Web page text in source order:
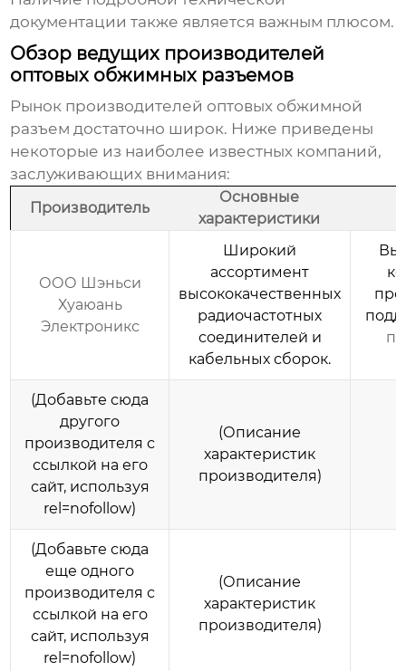
документации также является важным плюсом.
Обзор ведущих производителей
оптовых обжимных разъемов
Рынок производителей оптовых обжимной
разъем достаточно широк. Ниже приведены
некоторые из наиболее известных компаний,
заслуживающих внимания:
Производитель
Основные
характеристики
ООО Шэньси
Хуаюань
Электроникс
Широкий
ассортимент
высококачественных
радиочастотных
соединителей и
кабельных сборок.
(Добавьте сюда
другого
производителя с
ссылкой на его
сайт, используя
rel=nofollow)
(Описание
характеристик
производителя)
(Добавьте сюда
еще одного
производителя с
ссылкой на его
сайт, используя
rel=nofollow)
(Описание
характеристик
производителя)